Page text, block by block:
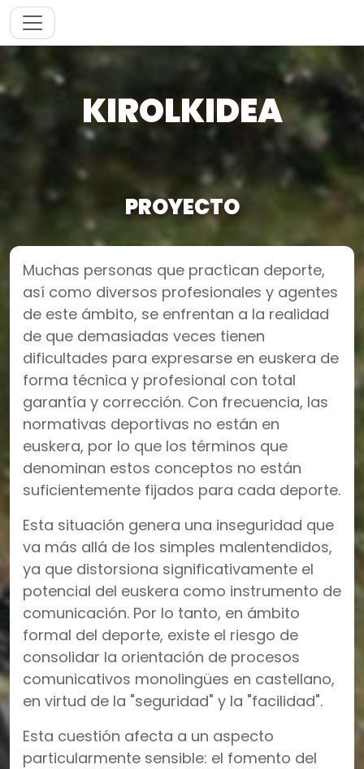
KIROLKIDEA
PROYECTO
Muchas personas que practican deporte,
así como diversos profesionales y agentes
de este ámbito, se enfrentan a la realidad
de que demasiadas veces tienen
dificultades para expresarse en euskera de
forma técnica y profesional con total
garantía y corrección. Con frecuencia, las
normativas deportivas no están en
euskera, por lo que los términos que
denominan estos conceptos no están
suficientemente fijados para cada deporte.
Esta situación genera una inseguridad que
va más allá de los simples malentendidos,
ya que distorsiona significativamente el
potencial del euskera como instrumento de
comunicación. Por lo tanto, en ámbito
formal del deporte, existe el riesgo de
consolidar la orientación de procesos
comunicativos monolingües en castellano,
en virtud de la "seguridad" y la "facilidad".
Esta cuestión afecta a un aspecto
particularmente sensible: el fomento del